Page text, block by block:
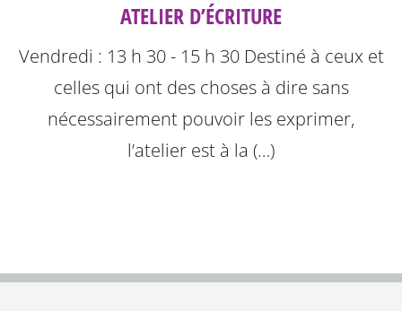
ATELIER D’ÉCRITURE
Vendredi : 13 h 30 - 15 h 30 Destiné à ceux et
celles qui ont des choses à dire sans
nécessairement pouvoir les exprimer,
l’atelier est à la (…)